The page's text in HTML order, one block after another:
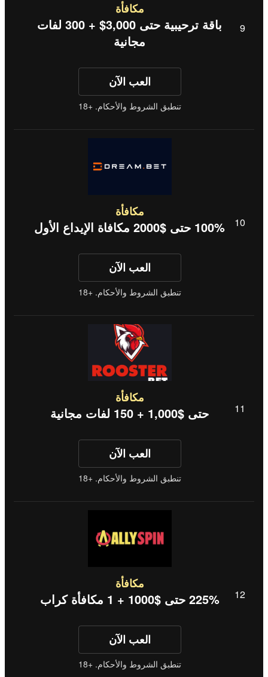
مكافأة
باقة ترحيبية حتى 3,000$ + 300 لفات
مجانية
العب الآن
تنطبق الشروط والأحكام. +18
مكافأة
100% حتى $2000 مكافاة الإيداع الأول
العب الآن
تنطبق الشروط والأحكام. +18
مكافأة
حتى $1,000 + 150 لفات مجانية
العب الآن
تنطبق الشروط والأحكام. +18
مكافأة
225% حتى $1000 + 1 مكافأة كراب
العب الآن
تنطبق الشروط والأحكام. +18